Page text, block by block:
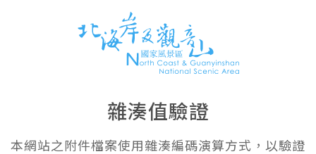
雜湊值驗證
本網站之附件檔案使用雜湊編碼演算方式，以驗證